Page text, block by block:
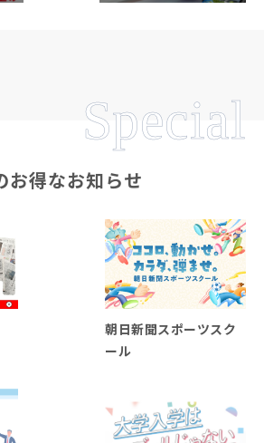
Special
お得なお知らせ
朝日新聞スポーツスク
ール